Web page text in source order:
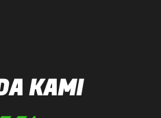
KAMI